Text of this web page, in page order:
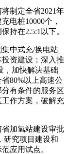
制定全省2021年
电桩10000个，
持在2.5:1以下。
中式充/换电站
资建设；深入推
，加快解决基础
80%以上高速公
有条件的服务区
作方案，破解充
加氢站建设审批
研究项目建设和
应用试点。